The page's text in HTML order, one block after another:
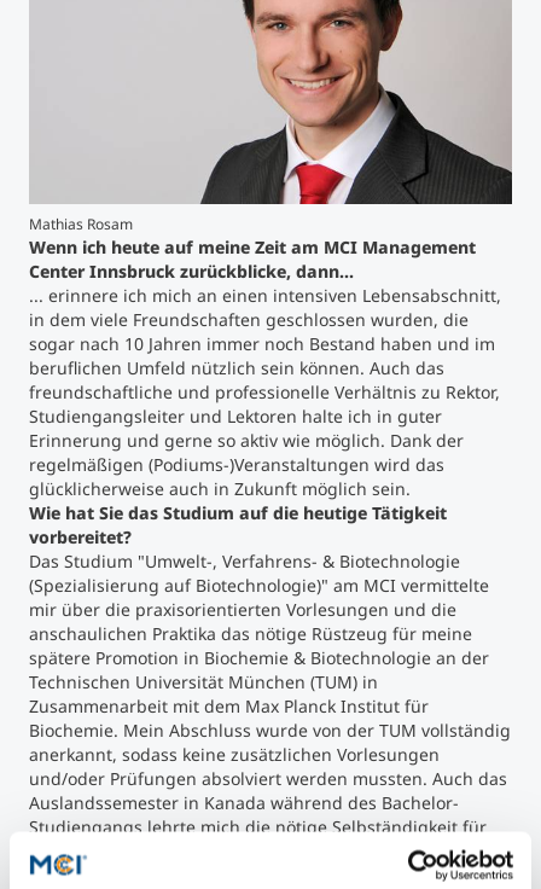
Maßgeschneiderte Programme
Studienberatung
Executive Education Finder
Mathias Rosam
Wenn ich heute auf meine Zeit am MCI Management
Center Innsbruck zurückblicke, dann...
... erinnere ich mich an einen intensiven Lebensabschnitt,
in dem viele Freundschaften geschlossen wurden, die
sogar nach 10 Jahren immer noch Bestand haben und im
beruflichen Umfeld nützlich sein können. Auch das
freundschaftliche und professionelle Verhältnis zu Rektor,
Studiengangsleiter und Lektoren halte ich in guter
Erinnerung und gerne so aktiv wie möglich. Dank der
regelmäßigen (Podiums-)Veranstaltungen wird das
glücklicherweise auch in Zukunft möglich sein.
Wie hat Sie das Studium auf die heutige Tätigkeit
vorbereitet?
Das Studium "Umwelt-, Verfahrens- & Biotechnologie
(Spezialisierung auf Biotechnologie)" am MCI vermittelte
mir über die praxisorientierten Vorlesungen und die
anschaulichen Praktika das nötige Rüstzeug für meine
spätere Promotion in Biochemie & Biotechnologie an der
Technischen Universität München (TUM) in
Zusammenarbeit mit dem Max Planck Institut für
Biochemie. Mein Abschluss wurde von der TUM vollständig
anerkannt, sodass keine zusätzlichen Vorlesungen
und/oder Prüfungen absolviert werden mussten. Auch das
Auslandssemester in Kanada während des Bachelor-
Studiengangs lehrte mich die nötige Selbständigkeit für
meine weitere Laufbahn. Neben den ständig benötigten
naturwissenschaftlichen Grundlagen bediene ich mich in